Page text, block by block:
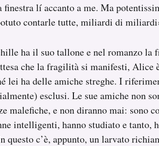
lí accanto a me. Ma
contarle tutte, miliardi di
ha il suo tallone e nel romanzo la
che la fragilità si manifesti, Alice
lei ha delle amiche streghe. I
esclusi. Le sue amiche non
malefiche, e non diranno mai: sono
intelligenti, hanno studiato e tanto,
questo c’è, appunto, un larvato